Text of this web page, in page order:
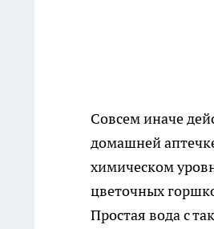
Совсем иначе
домашней
химическом
цветочных
Простая вода с